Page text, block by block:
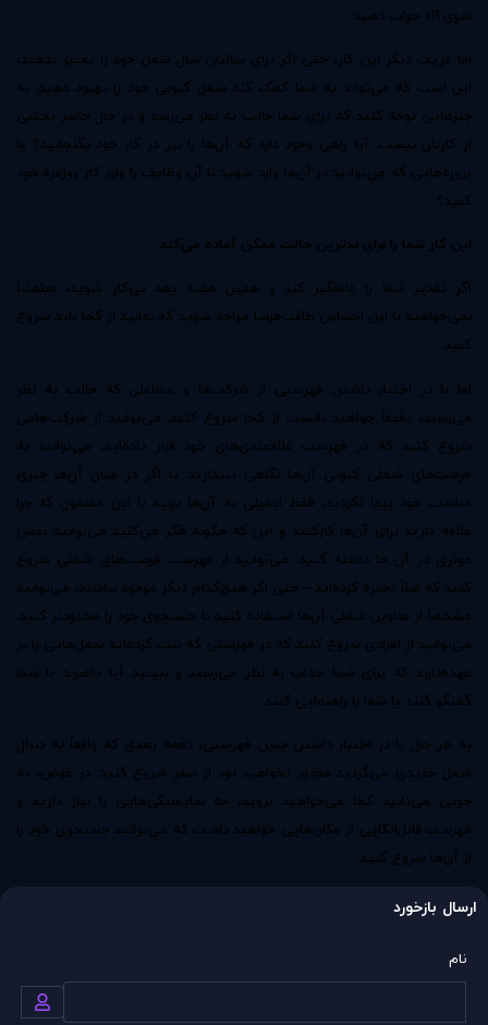
شوی؟!» جواب دهید.
اما مزیت دیگر این کار، حتی اگر برای سالیان سال شغل خود را تغییر ندهید،
این است که می‌تواند به شما کمک کند شغل کنونی خود را بهبود دهید. به
چیزهایی توجه کنید که برای شما جالب به نظر می‌رسد و در حال حاضر بخشی
از کارتان نیست. آیا راهی وجود دارد که آن‌ها را نیز در کار خود بگنجانید؟ یا
پروژه‌هایی که می‌توانید در آن‌ها وارد شوید تا آن وظایف را وارد کار روزمره خود
کنید؟
این کار شما را برای بدترین حالت ممکن آماده می‌کند
اگر تقدیر شما را غافلگیر کند و همین هفته بعد بی‌کار شوید، مطمئناً
نمی‌خواهید با این احساس طاقت‌فرسا مواجه شوید که ندانید از کجا باید شروع
کنید.
اما با در اختیار داشتن فهرستی از شرکت‌ها و مشاغلی که جالب به نظر
می‌رسند، دقیقاً خواهید دانست از کجا شروع کنید. می‌توانید از شرکت‌هایی
شروع کنید که در فهرست علاقمندی‌های خود قرار داده‌اید، می‌توانید به
فرصت‌های شغلی کنونی آن‌ها نگاهی بیندازید یا اگر در میان آن‌ها چیزی
مناسب خود پیدا نکردید، فقط ایمیلی به آن‌ها بزنید با این مضمون که چرا
علاقه دارید برای آن‌ها کارکنید و این که چگونه فکر می‌کنید می‌توانید نقش
موثری در آن جا داشته کنید. می‌توانید از فهرست فرصت‌های شغلی شروع
کنید که قبلاً ذخیره کرده‌اید – حتی اگر هیچ‌کدام دیگر موجود نباشند، می‌توانید
مشخصاً از عناوین شغلی آن‌ها استفاده کنید تا جستجوی خود را محدودتر کنید.
می‌توانید از افرادی شروع کنید که در فهرستی که ثبت کرده‌اید شغل‌هایی را بر
عهده‌دارند که برای شما جذاب به نظر می‌رسند و ببینید آیا حاضرند با شما
گفتگو کنند یا شما را راهنمایی کنند.
به هر حال با در اختیار داشتن چنین فهرستی، دفعه بعدی که واقعاً به دنبال
شغل جدیدی می‌گردید مجبور نخواهید بود از صفر شروع کنید. در عوض، به
خوبی می‌دانید کجا می‌خواهید بروید، چه شایستگی‌هایی را نیاز دارید و
فهرست قابل‌اتکایی از مکان‌هایی خواهید داشت که می‌توانید جستجوی خود را
از آن‌ها شروع کنید.
ارسال بازخورد
نام